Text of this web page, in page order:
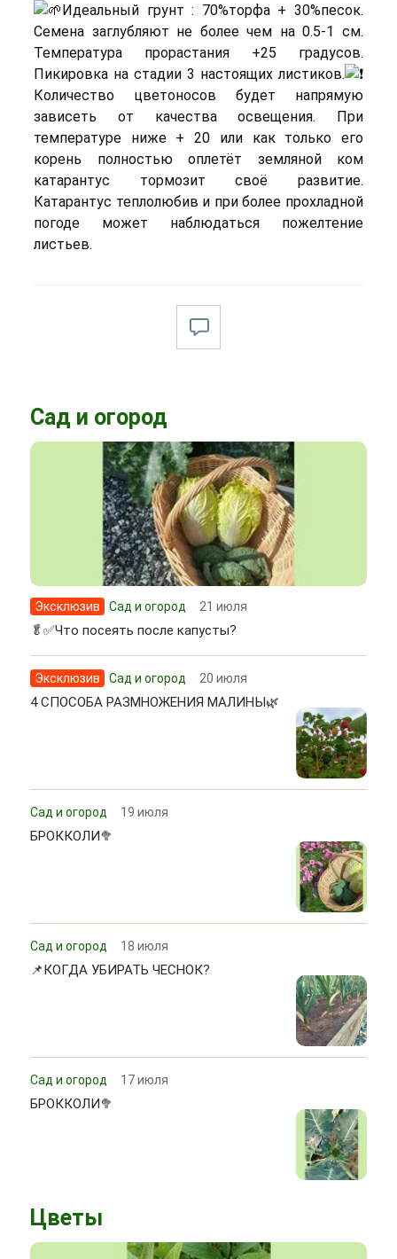
Идеальный грунт : 70%торфа + 30%песок.
Семена заглубляют не более чем на 0.5-1 см.
Температура прорастания +25 градусов.
Пикировка на стадии 3 настоящих листиков.
Количество цветоносов будет напрямую
зависеть от качества освещения. При
температуре ниже + 20 или как только его
корень полностью оплетёт земляной ком
катарантус тормозит своё развитие.
Катарантус теплолюбив и при более прохладной
погоде может наблюдаться пожелтение
листьев.
Сад и огород
Эксклюзив Сад и огород 21 июля
🥬✅Что посеять после капусты?
Эксклюзив Сад и огород 20 июля
4 СПОСОБА РАЗМНОЖЕНИЯ МАЛИНЫ🌿
Сад и огород 19 июля
БРОККОЛИ🥦
Сад и огород 18 июля
📌КОГДА УБИРАТЬ ЧЕСНОК?
Сад и огород 17 июля
БРОККОЛИ🥦
Цветы